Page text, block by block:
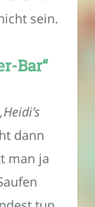
sein.
Bar“
dann
man ja